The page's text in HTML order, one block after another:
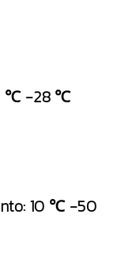
℃ -28 ℃
10 ℃ -50